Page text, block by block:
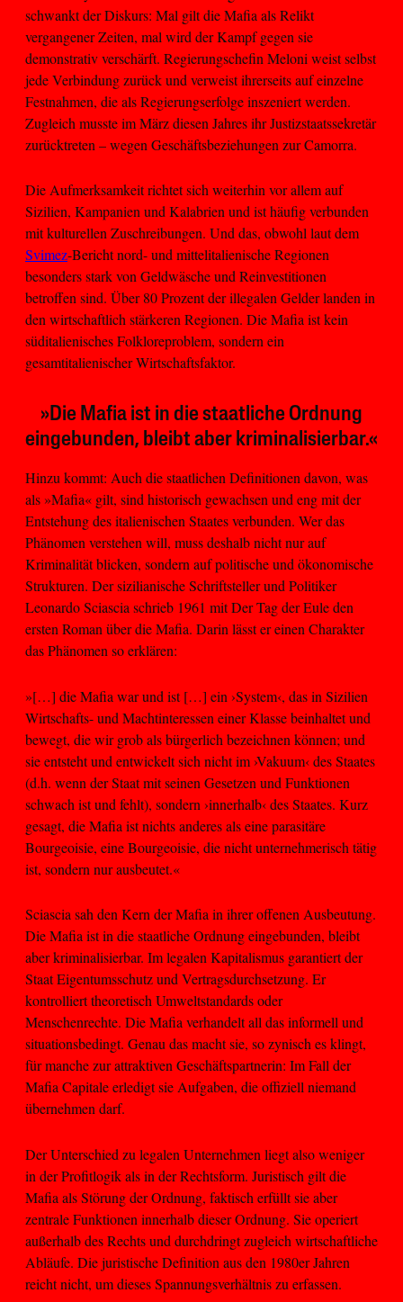
schwankt der Diskurs: Mal gilt die Mafia als Relikt
vergangener Zeiten, mal wird der Kampf gegen sie
demonstrativ verschärft. Regierungschefin Meloni weist selbst
jede Verbindung zurück und verweist ihrerseits auf einzelne
Festnahmen, die als Regierungserfolge inszeniert werden.
Zugleich musste im März diesen Jahres ihr Justizstaatssekretär
zurücktreten – wegen Geschäftsbeziehungen zur Camorra.
Die Aufmerksamkeit richtet sich weiterhin vor allem auf
Sizilien, Kampanien und Kalabrien und ist häufig verbunden
mit kulturellen Zuschreibungen. Und das, obwohl laut dem
Svimez-Bericht nord- und mittelitalienische Regionen
besonders stark von Geldwäsche und Reinvestitionen
betroffen sind. Über 80 Prozent der illegalen Gelder landen in
den wirtschaftlich stärkeren Regionen. Die Mafia ist kein
süditalienisches Folkloreproblem, sondern ein
gesamtitalienischer Wirtschaftsfaktor.
»Die Mafia ist in die staatliche Ordnung
eingebunden, bleibt aber kriminalisierbar.«
Hinzu kommt: Auch die staatlichen Definitionen davon, was
als »Mafia« gilt, sind historisch gewachsen und eng mit der
Entstehung des italienischen Staates verbunden. Wer das
Phänomen verstehen will, muss deshalb nicht nur auf
Kriminalität blicken, sondern auf politische und ökonomische
Strukturen. Der sizilianische Schriftsteller und Politiker
Leonardo Sciascia schrieb 1961 mit Der Tag der Eule den
ersten Roman über die Mafia. Darin lässt er einen Charakter
das Phänomen so erklären:
»[…] die Mafia war und ist […] ein ›System‹, das in Sizilien
Wirtschafts- und Machtinteressen einer Klasse beinhaltet und
bewegt, die wir grob als bürgerlich bezeichnen können; und
sie entsteht und entwickelt sich nicht im ›Vakuum‹ des Staates
(d.h. wenn der Staat mit seinen Gesetzen und Funktionen
schwach ist und fehlt), sondern ›innerhalb‹ des Staates. Kurz
gesagt, die Mafia ist nichts anderes als eine parasitäre
Bourgeoisie, eine Bourgeoisie, die nicht unternehmerisch tätig
ist, sondern nur ausbeutet.«
Sciascia sah den Kern der Mafia in ihrer offenen Ausbeutung.
Die Mafia ist in die staatliche Ordnung eingebunden, bleibt
aber kriminalisierbar. Im legalen Kapitalismus garantiert der
Staat Eigentumsschutz und Vertragsdurchsetzung. Er
kontrolliert theoretisch Umweltstandards oder
Menschenrechte. Die Mafia verhandelt all das informell und
situationsbedingt. Genau das macht sie, so zynisch es klingt,
für manche zur attraktiven Geschäftspartnerin: Im Fall der
Mafia Capitale erledigt sie Aufgaben, die offiziell niemand
übernehmen darf.
Der Unterschied zu legalen Unternehmen liegt also weniger
in der Profitlogik als in der Rechtsform. Juristisch gilt die
Mafia als Störung der Ordnung, faktisch erfüllt sie aber
zentrale Funktionen innerhalb dieser Ordnung. Sie operiert
außerhalb des Rechts und durchdringt zugleich wirtschaftliche
Abläufe. Die juristische Definition aus den 1980er Jahren
reicht nicht, um dieses Spannungsverhältnis zu erfassen.